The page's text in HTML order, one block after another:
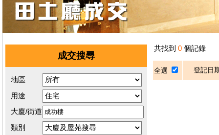
成交搜尋
地區
用途
大廈/街道
類別
共找到 0 個記錄
全選 登記日